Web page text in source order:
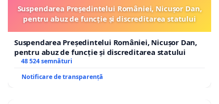
Suspendarea Președintelui României, Nicușor Dan,
pentru abuz de funcție și discreditarea statului
Suspendarea Președintelui României, Nicușor Dan,
pentru abuz de funcție și discreditarea statului
48 524 semnături
Notificare de transparență